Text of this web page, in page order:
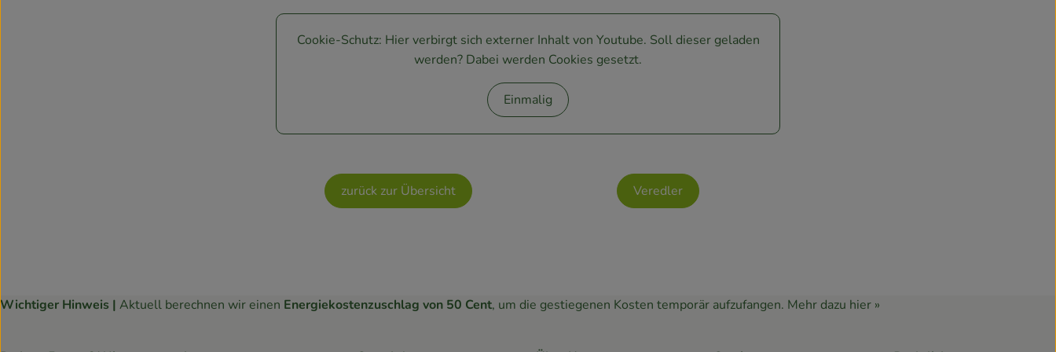
Cookie-Schutz: Hier verbirgt sich externer Inhalt von Youtube. Soll dieser geladen
werden? Dabei werden Cookies gesetzt.
Einmalig
zurück zur Übersicht Veredler
Wichtiger Hinweis | Aktuell berechnen wir einen Energiekostenzuschlag von 50 Cent, um die gestiegenen Kosten temporär aufzufangen. Mehr dazu hier »